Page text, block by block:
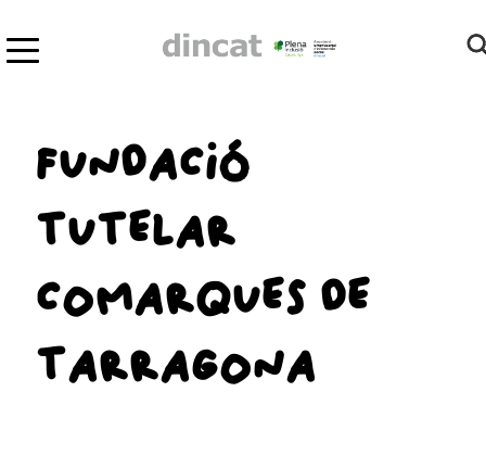
FUNDACIÓ
TUTELAR
COMARQUES DE
TARRAGONA